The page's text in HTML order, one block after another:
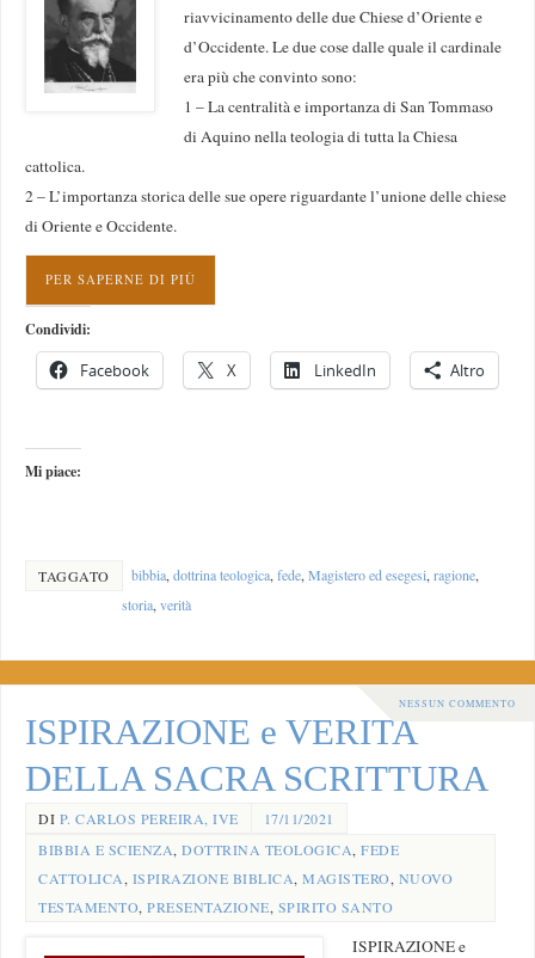
riavvicinamento delle due Chiese d’Oriente e
d’Occidente. Le due cose dalle quale il cardinale
era più che convinto sono:
1 – La centralità e importanza di San Tommaso
di Aquino nella teologia di tutta la Chiesa
cattolica.
2 – L’importanza storica delle sue opere riguardante l’unione delle chiese
di Oriente e Occidente.
PER SAPERNE DI PIÙ
Condividi:
Facebook X LinkedIn Altro
Mi piace:
TAGGATO bibbia,dottrina teologica,fede,Magistero ed esegesi,ragione,
storia,verità
NESSUN COMMENTO
ISPIRAZIONE e VERITA
DELLA SACRA SCRITTURA
DI P. CARLOS PEREIRA, IVE
17/11/2021
BIBBIA E SCIENZA,DOTTRINA TEOLOGICA,FEDE
CATTOLICA, ISPIRAZIONE BIBLICA,MAGISTERO, NUOVO
TESTAMENTO,PRESENTAZIONE, SPIRITO SANTO
ISPIRAZIONE e